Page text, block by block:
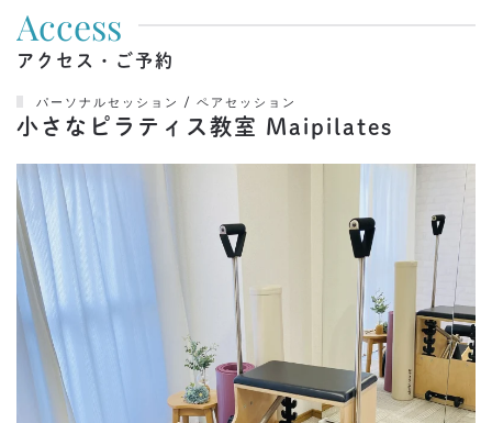
Access
アクセス・ご予約
パーソナルセッション / ペアセッション
小さなピラティス教室 Maipilates